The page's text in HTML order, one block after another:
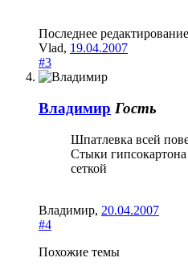
Последнее
Vlad, 19.04.2007
#3
Владимир Гость
Шпатлевка всей
Стыки
сеткой
Владимир, 20.04.2007
#4
Похожие темы